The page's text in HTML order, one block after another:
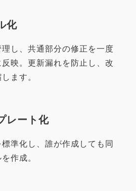
化
し、共通部分の修正を一度
映。更新漏れを防止し、改
ます。
レート化
準化し、誰が作成しても同
作成。